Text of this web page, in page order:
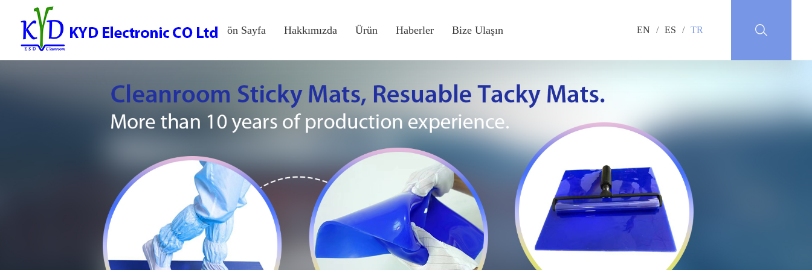
ön Sayfa Hakkımızda Ürün Haberler Bize Ulaşın EN / ES / TR